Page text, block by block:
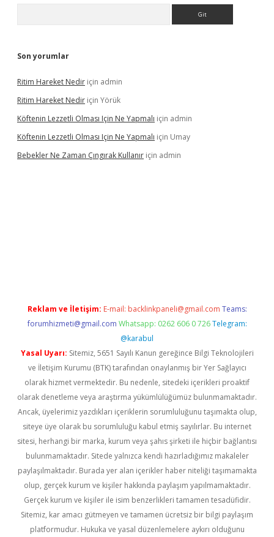
Son yorumlar
Ritim Hareket Nedir için admin
Ritim Hareket Nedir için Yörük
Köftenin Lezzetli Olması Için Ne Yapmalı için admin
Köftenin Lezzetli Olması Için Ne Yapmalı için Umay
Bebekler Ne Zaman Çıngırak Kullanır için admin
Reklam ve İletişim: E-mail: backlinkpaneli@gmail.com Teams:
forumhizmeti@gmail.com Whatsapp: 0262 606 0 726 Telegram:
@karabul
Yasal Uyarı: Sitemiz, 5651 Sayılı Kanun gereğince Bilgi Teknolojileri
ve İletişim Kurumu (BTK) tarafından onaylanmış bir Yer Sağlayıcı
olarak hizmet vermektedir. Bu nedenle, sitedeki içerikleri proaktif
olarak denetleme veya araştırma yükümlülüğümüz bulunmamaktadır.
Ancak, üyelerimiz yazdıkları içeriklerin sorumluluğunu taşımakta olup,
siteye üye olarak bu sorumluluğu kabul etmiş sayılırlar. Bu internet
sitesi, herhangi bir marka, kurum veya şahıs şirketi ile hiçbir bağlantısı
bulunmamaktadır. Sitede yalnızca kendi hazırladığımız makaleler
paylaşılmaktadır. Burada yer alan içerikler haber niteliği taşımamakta
olup, gerçek kurum ve kişiler hakkında paylaşım yapılmamaktadır.
Gerçek kurum ve kişiler ile isim benzerlikleri tamamen tesadüfidir.
Sitemiz, kar amacı gütmeyen ve tamamen ücretsiz bir bilgi paylaşım
platformudur. Hukuka ve yasal düzenlemelere aykırı olduğunu